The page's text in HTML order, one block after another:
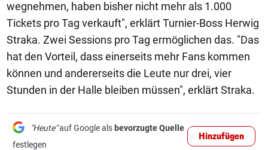
wegnehmen, haben bisher nicht mehr als 1.000
Tickets pro Tag verkauft", erklärt Turnier-Boss Herwig
Straka. Zwei Sessions pro Tag ermöglichen das. "Das
hat den Vorteil, dass einerseits mehr Fans kommen
können und andererseits die Leute nur drei, vier
Stunden in der Halle bleiben müssen", erklärt Straka.
"Heute"auf Google als bevorzugte Quelle
festlegen
Hinzufügen